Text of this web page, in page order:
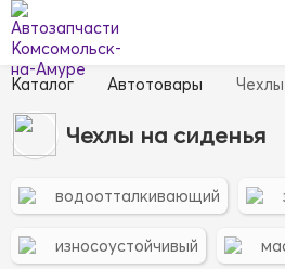
Каталог Автотовары
Чехлы на сиденья
водоотталкивающий
износоустойчивый